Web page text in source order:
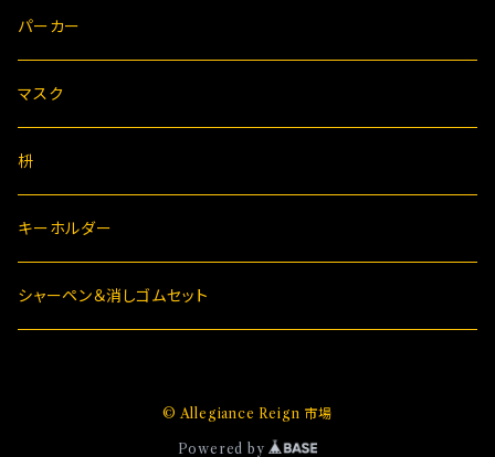
パーカー
マスク
枡
キーホルダー
シャーペン＆消しゴムセット
© Allegiance Reign 市場
Powered by